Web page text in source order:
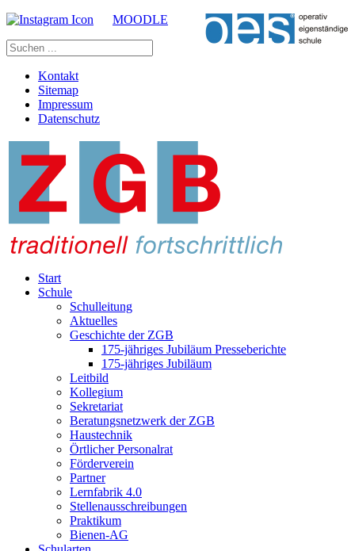
MOODLE
Kontakt
Sitemap
Impressum
Datenschutz
Start
Schule
Schulleitung
Aktuelles
Geschichte der ZGB
175-jähriges Jubiläum Presseberichte
175-jähriges Jubiläum
Leitbild
Kollegium
Sekretariat
Beratungsnetzwerk der ZGB
Haustechnik
Örtlicher Personalrat
Förderverein
Partner
Lernfabrik 4.0
Stellenausschreibungen
Praktikum
Bienen-AG